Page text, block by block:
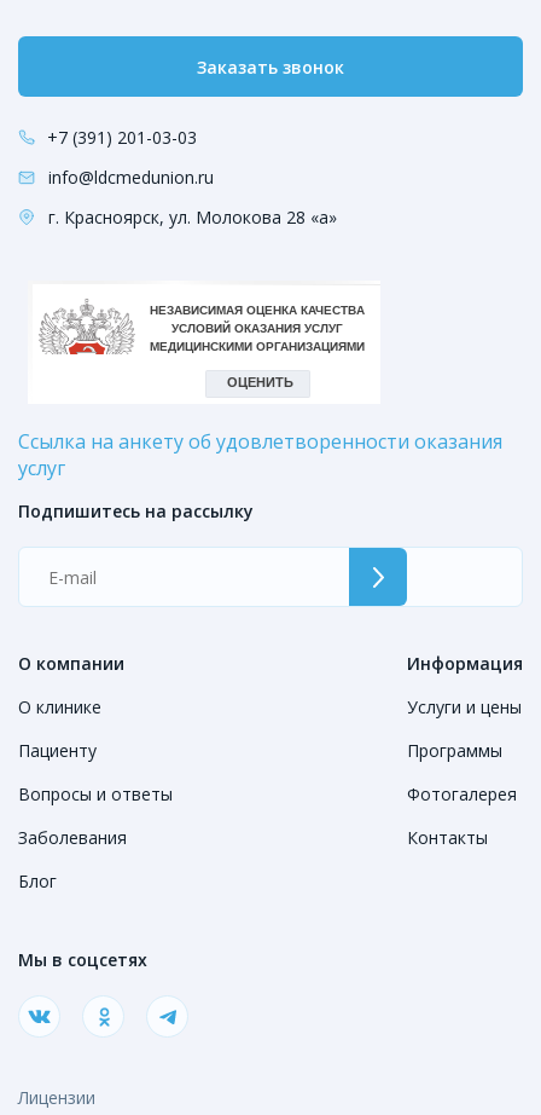
Заказать звонок
+7 (391) 201-03-03
info@ldcmedunion.ru
г. Красноярск, ул. Молокова 28 «а»
Ссылка на анкету об удовлетворенности оказания
услуг
О компании
О клинике
Пациенту
Вопросы и ответы
Заболевания
Блог
Информация
Услуги и цены
Программы
Фотогалерея
Контакты
Подпишитесь на рассылку
Мы в соцсетях
Лицензии